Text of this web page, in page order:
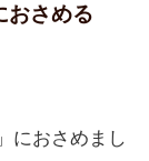
さめる
におさめまし